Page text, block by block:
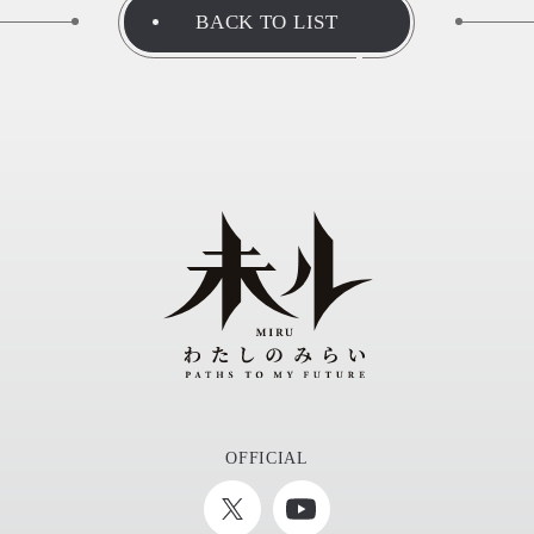
BACK TO LIST
OFFICIAL